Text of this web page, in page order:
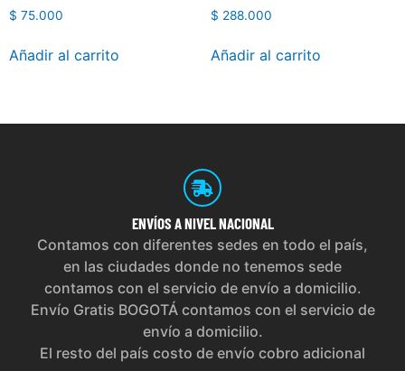
$ 75.000
Añadir al carrito
$ 288.000
Añadir al carrito
ENVÍOS A NIVEL NACIONAL
Contamos con diferentes sedes en todo el país,
en las ciudades donde no tenemos sede
contamos con el servicio de envío a domicilio.
Envío Gratis BOGOTÁ contamos con el servicio de
envío a domicilio.
El resto del país costo de envío cobro adicional